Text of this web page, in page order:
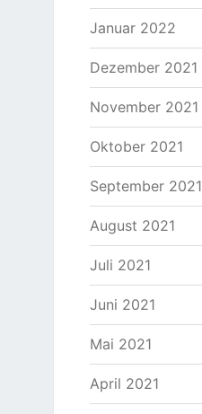
Januar 2022
Dezember 2021
November 2021
Oktober 2021
September 2021
August 2021
Juli 2021
Juni 2021
Mai 2021
April 2021